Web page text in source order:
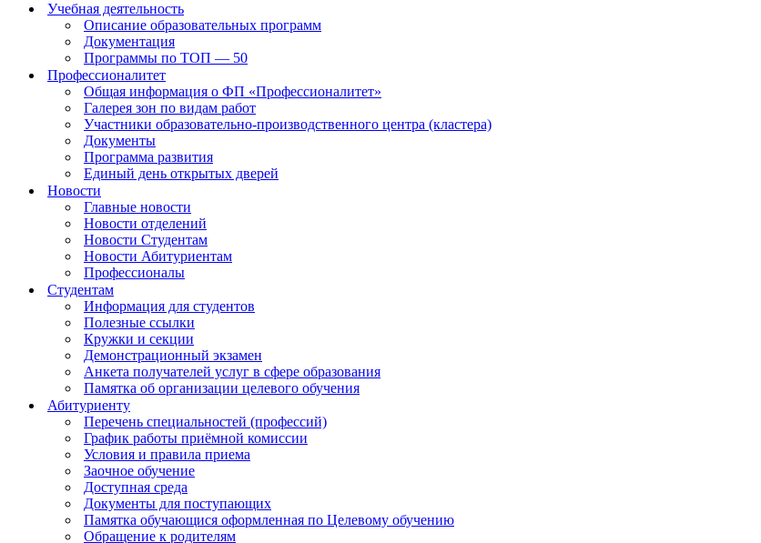
Учебная деятельность
Описание образовательных программ
Документация
Программы по ТОП — 50
Профессионалитет
Общая информация о ФП «Профессионалитет»
Галерея зон по видам работ
Участники образовательно-производственного центра (кластера)
Документы
Программа развития
Единый день открытых дверей
Новости
Главные новости
Новости отделений
Новости Студентам
Новости Абитуриентам
Профессионалы
Студентам
Информация для студентов
Полезные ссылки
Кружки и секции
Демонстрационный экзамен
Анкета получателей услуг в сфере образования
Памятка об организации целевого обучения
Абитуриенту
Перечень специальностей (профессий)
График работы приёмной комиссии
Условия и правила приема
Заочное обучение
Доступная среда
Документы для поступающих
Памятка обучающися оформленная по Целевому обучению
Обращение к родителям